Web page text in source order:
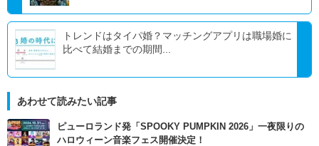
トレンドはタイパ婚？マッチングアプリは職場婚に
比べて結婚までの期間...
あわせて読みたい記事
ピューロランド発「SPOOKY PUMPKIN 2026」一夜限りの
ハロウィーン音楽フェス開催決定！